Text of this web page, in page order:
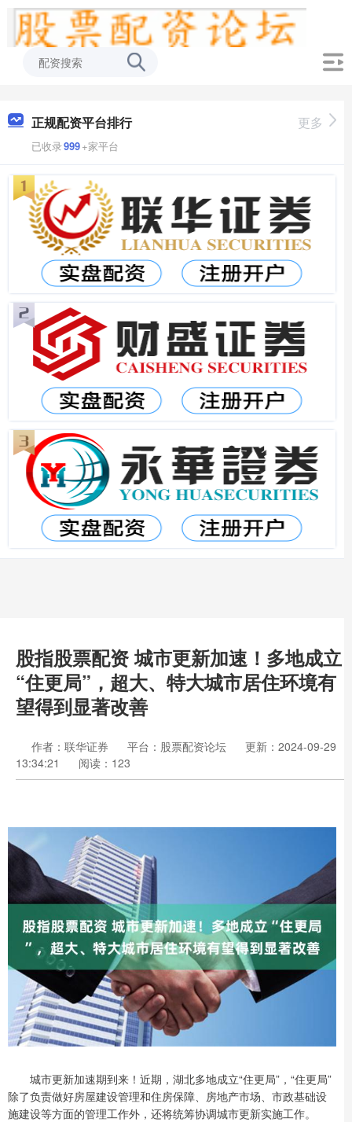
正规配资平台排行
已收录999+家平台
更多
股指股票配资 城市更新加速！多地成立
“住更局”，超大、特大城市居住环境有
望得到显著改善
作者：联华证券 平台：股票配资论坛
更新：2024-09-29
13:34:21
阅读：123
城市更新加速期到来！近期，湖北多地成立“住更局”，“住更局”
除了负责做好房屋建设管理和住房保障、房地产市场、市政基础设
施建设等方面的管理工作外，还将统筹协调城市更新实施工作。